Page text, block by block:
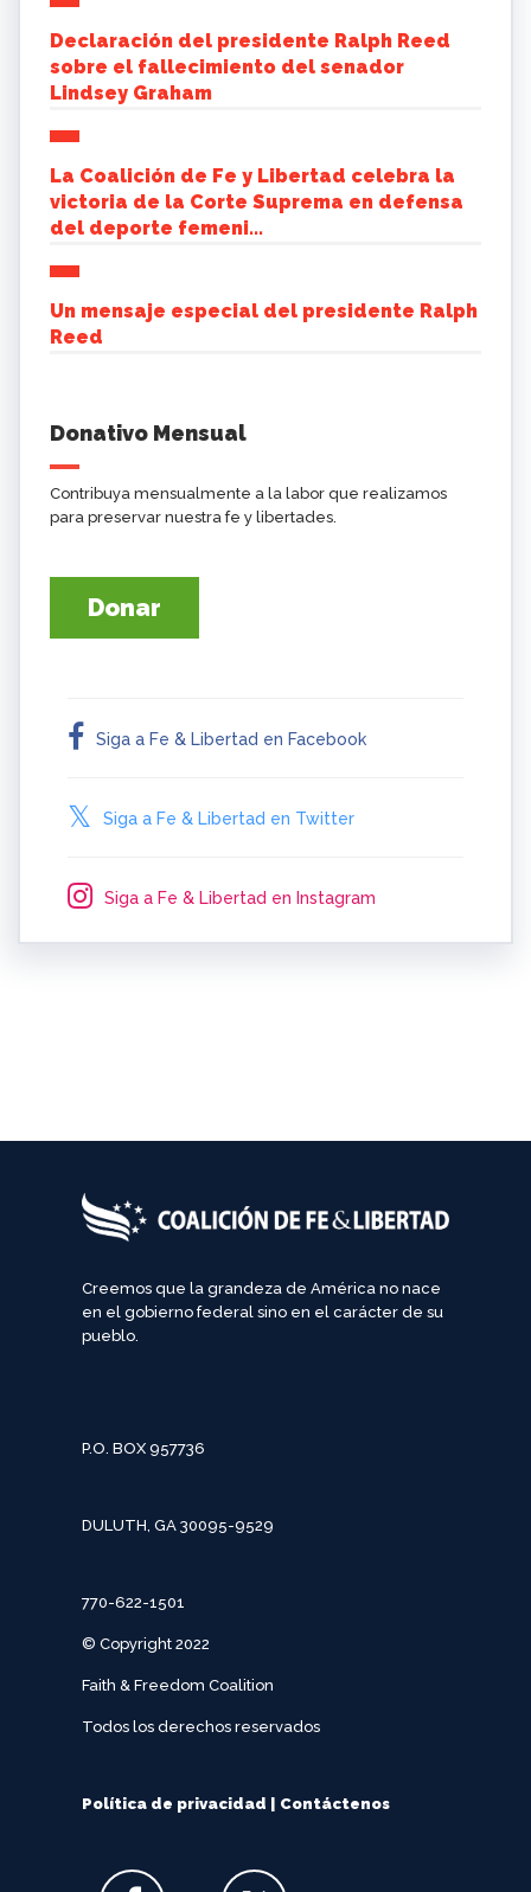
Declaración del presidente Ralph Reed
sobre el fallecimiento del senador
Lindsey Graham
La Coalición de Fe y Libertad celebra la
victoria de la Corte Suprema en defensa
del deporte femeni...
Un mensaje especial del presidente Ralph
Reed
Donativo Mensual
Contribuya mensualmente a la labor que realizamos
para preservar nuestra fe y libertades.
Donar
Siga a Fe & Libertad en Facebook
Siga a Fe & Libertad en Twitter
Siga a Fe & Libertad en Instagram
Creemos que la grandeza de América no nace
en el gobierno federal sino en el carácter de su
pueblo.
P.O. BOX 957736
DULUTH, GA 30095-9529
770-622-1501
© Copyright 2022
Faith & Freedom Coalition
Todos los derechos reservados
Política de privacidad Contáctenos